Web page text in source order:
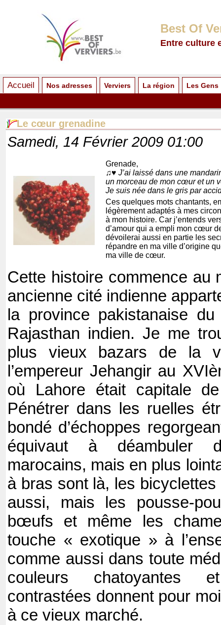
Best Of
Entre culture
Accueil Nos adresses Verviers La région Les Gens
Le cœur grenadine
Samedi, 14 Février 2009 01:00
Grenade,
♫♥ J’ai laissé dans une
un morceau de mon cœur et un
Je suis née dans le gris par
Ces quelques mots chantants,
légèrement adaptés à mes
à mon histoire. Car j’entends
d’amour qui a empli mon cœur
dévoilerai aussi en partie les
répandre en ma ville d’origine
ma ville de cœur.
Cette histoire commence au
ancienne cité indienne
la province pakistanaise
Rajasthan indien. Je me
plus vieux bazars de la
l’empereur Jehangir au
où Lahore était capitale de
Pénétrer dans les ruelles
bondé d’échoppes
équivaut à déambuler
marocains, mais en plus
à bras sont là, les
aussi, mais les pousse-
bœufs et même les
touche « exotique » à
comme aussi dans toute
couleurs chatoyantes
contrastées donnent pour
à ce vieux marché.